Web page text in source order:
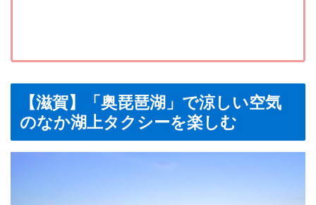
【滋賀】「奥琵琶湖」で涼しい空気
のなか湖上タクシーを楽しむ